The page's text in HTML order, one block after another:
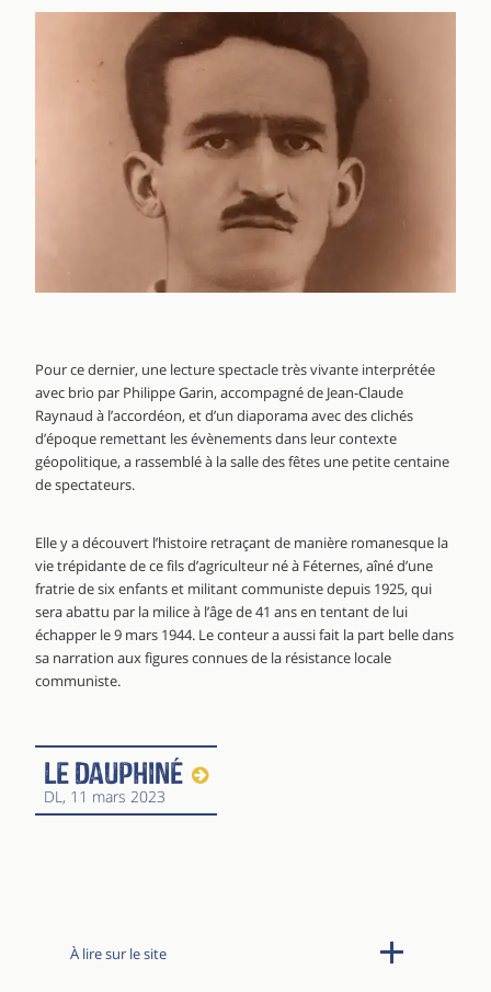
Pour ce dernier, une lecture spectacle très vivante interprétée
avec brio par Philippe Garin, accompagné de Jean-Claude
Raynaud à l’accordéon, et d’un diaporama avec des clichés
d’époque remettant les évènements dans leur contexte
géopolitique, a rassemblé à la salle des fêtes une petite centaine
de spectateurs.
Elle y a découvert l’histoire retraçant de manière romanesque la
vie trépidante de ce fils d’agriculteur né à Féternes, aîné d’une
fratrie de six enfants et militant communiste depuis 1925, qui
sera abattu par la milice à l’âge de 41 ans en tentant de lui
échapper le 9 mars 1944. Le conteur a aussi fait la part belle dans
sa narration aux figures connues de la résistance locale
communiste.
Le Dauphiné
DL, 11 mars 2023
À lire sur le site